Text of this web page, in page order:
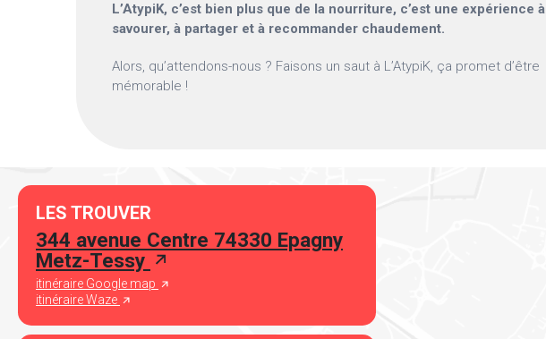
L’AtypiK, c’est bien plus que de la nourriture, c’est une expérience à
savourer, à partager et à recommander chaudement.
Alors, qu’attendons-nous ? Faisons un saut à L’AtypiK, ça promet d’être
mémorable !
LES TROUVER
344 avenue Centre 74330 Epagny
Metz-Tessy
itinéraire Google map
itinéraire Waze